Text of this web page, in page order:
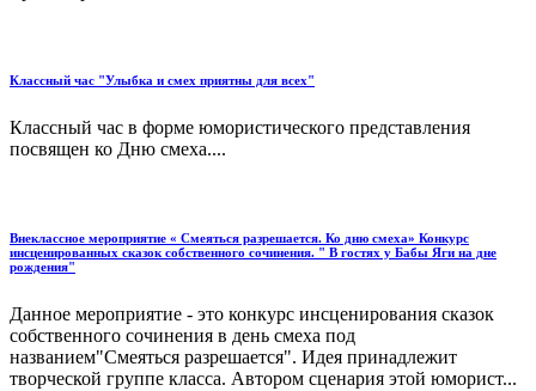
Классный час "Улыбка и смех приятны для всех"
Классный час в форме юмористического представления
посвящен ко Дню смеха....
Внеклассное мероприятие « Смеяться разрешается. Ко дню смеха» Конкурс
инсценированных сказок собственного сочинения. " В гостях у Бабы Яги на дне
рождения"
Данное мероприятие - это конкурс инсценирования сказок
собственного сочинения в день смеха под
названием"Смеяться разрешается". Идея принадлежит
творческой группе класса. Автором сценария этой юморист...